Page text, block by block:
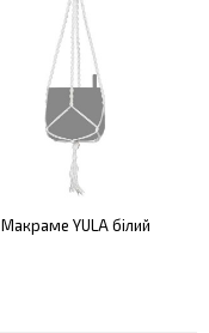
Макраме YULA білий